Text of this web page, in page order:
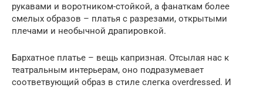
рукавами и воротником-стойкой, а фанаткам более
смелых образов – платья с разрезами, открытыми
плечами и необычной драпировкой.
Бархатное платье – вещь капризная. Отсылая нас к
театральным интерьерам, оно подразумевает
соответвующий образ в стиле слегка overdressed. И